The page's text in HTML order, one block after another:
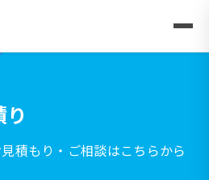
積もり・ご相談はこちらから